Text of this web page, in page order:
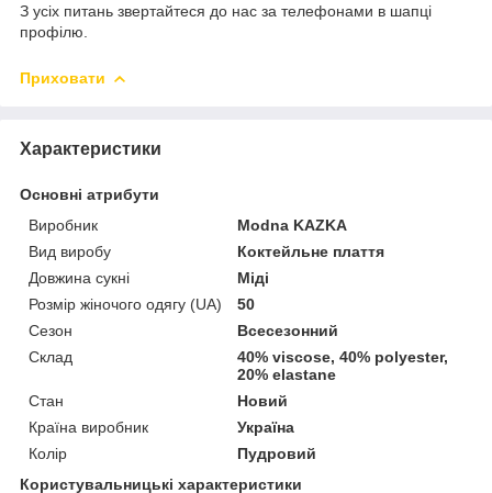
З усіх питань звертайтеся до нас за телефонами в шапці
профілю.
Приховати
Характеристики
Основні атрибути
Виробник
Modna KAZKA
Вид виробу
Коктейльне плаття
Довжина сукні
Міді
Розмір жіночого одягу (UA)
50
Сезон
Всесезонний
Склад
40% viscose, 40% polyester,
20% elastane
Стан
Новий
Країна виробник
Україна
Колір
Пудровий
Користувальницькі характеристики